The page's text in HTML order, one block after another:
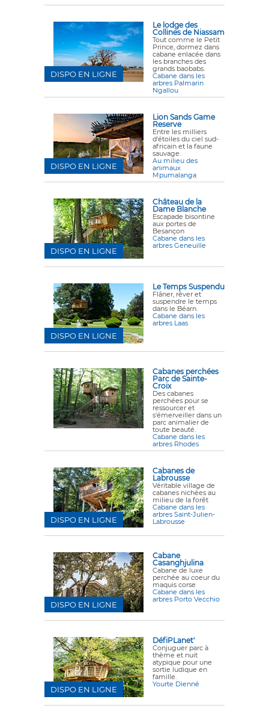
Le lodge des
Collines de Niassam
Tout comme le Petit
Prince, dormez dans
cabane enlacée dans
les branches des
grands baobabs.
Cabane dans les
arbres Palmarin
Ngallou
DISPO EN LIGNE
Lion Sands Game
Reserve
Entre les milliers
d'étoiles du ciel sud-
africain et la faune
sauvage.
Au milieu des
animaux
Mpumalanga
DISPO EN LIGNE
Château de la
Dame Blanche
Escapade bisontine
aux portes de
Besançon
Cabane dans les
arbres Geneuille
DISPO EN LIGNE
Le Temps Suspendu
Flâner, rêver et
suspendre le temps
dans le Béarn.
Cabane dans les
arbres Laas
DISPO EN LIGNE
Cabanes perchées
Parc de Sainte-
Croix
Des cabanes
perchées pour se
ressourcer et
s'émerveiller dans un
parc animalier de
toute beauté.
Cabane dans les
arbres Rhodes
Cabanes de
Labrousse
Véritable village de
cabanes nichées au
milieu de la forêt
Cabane dans les
arbres Saint-Julien-
Labrousse
DISPO EN LIGNE
Cabane
Casanghjulina
Cabane de luxe
perchée au coeur du
maquis corse
Cabane dans les
arbres Porto Vecchio
DISPO EN LIGNE
DéfiPLanet'
Conjuguer parc à
thème et nuit
atypique pour une
sortie ludique en
famille.
Yourte Dienné
DISPO EN LIGNE